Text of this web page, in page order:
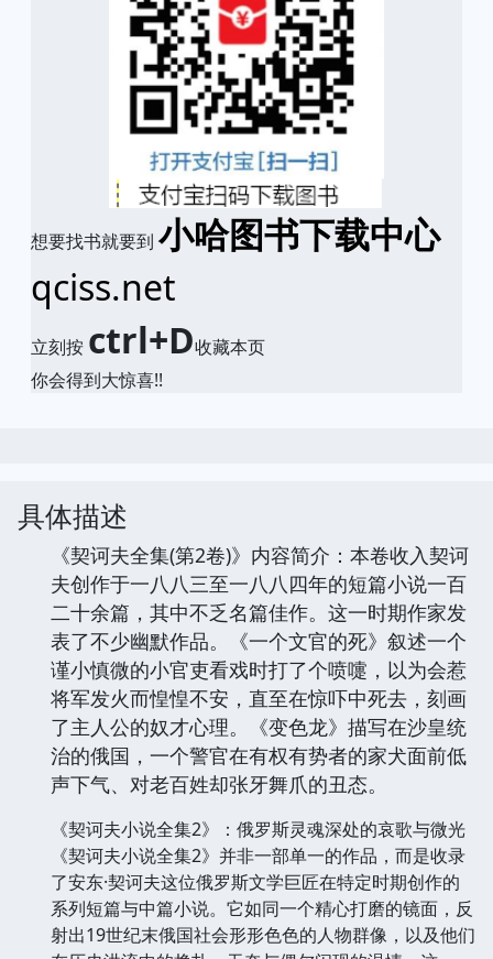
想要找书就要到 小哈图书下载中心
qciss.net
立刻按 ctrl+D收藏本页
你会得到大惊喜!!
具体描述
《契诃夫全集(第2卷)》内容简介：本卷收入契诃
夫创作于一八八三至一八八四年的短篇小说一百
二十余篇，其中不乏名篇佳作。这一时期作家发
表了不少幽默作品。《一个文官的死》叙述一个
谨小慎微的小官吏看戏时打了个喷嚏，以为会惹
将军发火而惶惶不安，直至在惊吓中死去，刻画
了主人公的奴才心理。《变色龙》描写在沙皇统
治的俄国，一个警官在有权有势者的家犬面前低
声下气、对老百姓却张牙舞爪的丑态。
《契诃夫小说全集2》：俄罗斯灵魂深处的哀歌与微光
《契诃夫小说全集2》并非一部单一的作品，而是收录
了安东·契诃夫这位俄罗斯文学巨匠在特定时期创作的
系列短篇与中篇小说。它如同一个精心打磨的镜面，反
射出19世纪末俄国社会形形色色的人物群像，以及他们